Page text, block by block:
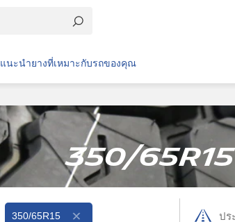
แนะนำยางที่เหมาะกับรถของคุณ
350/65R15
350/65R15